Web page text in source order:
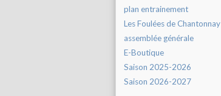
plan entrainement
Les Foulées de Chantonnay
assemblée générale
E-Boutique
Saison 2025-2026
Saison 2026-2027